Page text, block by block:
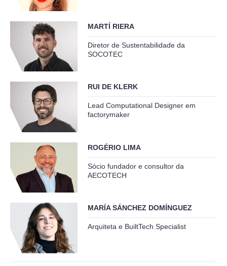
MARTÍ RIERA
Diretor de Sustentabilidade da
SOCOTEC
RUI DE KLERK
Lead Computational Designer em
factorymaker
ROGÉRIO LIMA
Sócio fundador e consultor da
AECOTECH
MARÍA SÁNCHEZ DOMÍNGUEZ
Arquiteta e BuiltTech Specialist